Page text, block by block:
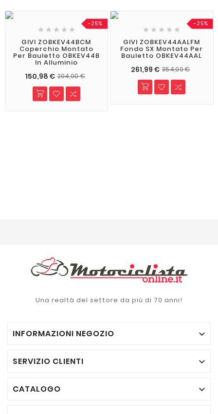
-25%
    
GIVI ZOBKEV44BCM
Coperchio Montato
Per Bauletto OBKEV44B
In Alluminio
150,98 € 204,00 €
-25%
    
GIVI ZOBKEV44AALFM
Fondo SX Montato Per
Bauletto OBKEV44AAL
261,99 € 354,00 €
Una realtà del settore da più di 70 anni!
INFORMAZIONI NEGOZIO 
SERVIZIO CLIENTI 
CATALOGO 